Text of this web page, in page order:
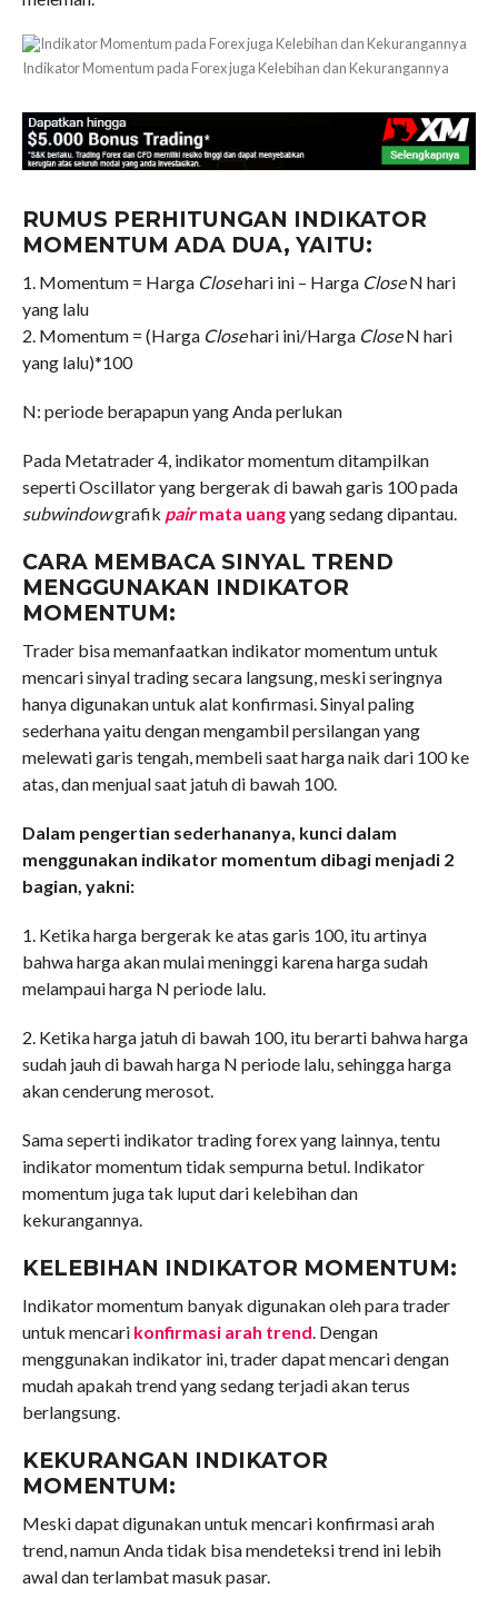
Indikator Momentum pada Forex juga Kelebihan dan Kekurangannya
RUMUS PERHITUNGAN INDIKATOR
MOMENTUM ADA DUA, YAITU:
1. Momentum = Harga Closehari ini – Harga CloseN hari
yang lalu
2. Momentum = (Harga Closehari ini/Harga CloseN hari
yang lalu)*100
N: periode berapapun yang Anda perlukan
Pada Metatrader 4, indikator momentum ditampilkan
seperti Oscillator yang bergerak di bawah garis 100 pada
subwindowgrafik pairmata uangyang sedang dipantau.
CARA MEMBACA SINYAL TREND
MENGGUNAKAN INDIKATOR
MOMENTUM:
Trader bisa memanfaatkan indikator momentum untuk
mencari sinyal trading secara langsung, meski seringnya
hanya digunakan untuk alat konfirmasi. Sinyal paling
sederhana yaitu dengan mengambil persilangan yang
melewati garis tengah, membeli saat harga naik dari 100 ke
atas, dan menjual saat jatuh di bawah 100.
Dalam pengertian sederhananya, kunci dalam
menggunakan indikator momentum dibagi menjadi 2
bagian, yakni:
1. Ketika harga bergerak ke atas garis 100, itu artinya
bahwa harga akan mulai meninggi karena harga sudah
melampaui harga N periode lalu.
2. Ketika harga jatuh di bawah 100, itu berarti bahwa harga
sudah jauh di bawah harga N periode lalu, sehingga harga
akan cenderung merosot.
Sama seperti indikator trading forex yang lainnya, tentu
indikator momentum tidak sempurna betul. Indikator
momentum juga tak luput dari kelebihan dan
kekurangannya.
KELEBIHAN INDIKATOR MOMENTUM:
Indikator momentum banyak digunakan oleh para trader
untuk mencari konfirmasi arah trend. Dengan
menggunakan indikator ini, trader dapat mencari dengan
mudah apakah trend yang sedang terjadi akan terus
berlangsung.
KEKURANGAN INDIKATOR
MOMENTUM:
Meski dapat digunakan untuk mencari konfirmasi arah
trend, namun Anda tidak bisa mendeteksi trend ini lebih
awal dan terlambat masuk pasar.